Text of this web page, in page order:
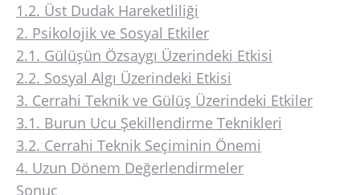
1.2. Üst Dudak Hareketliliği
2. Psikolojik ve Sosyal Etkiler
2.1. Gülüşün Özsaygı Üzerindeki Etkisi
2.2. Sosyal Algı Üzerindeki Etkisi
3. Cerrahi Teknik ve Gülüş Üzerindeki Etkiler
3.1. Burun Ucu Şekillendirme Teknikleri
3.2. Cerrahi Teknik Seçiminin Önemi
4. Uzun Dönem Değerlendirmeler
Sonuç